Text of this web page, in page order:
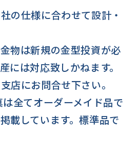
の仕様に合わせて設計・
物は新規の金型投資が必
は対応致しかねます。
店にお問合せ下さい。
全てオーダーメイド品で
載しています。標準品で